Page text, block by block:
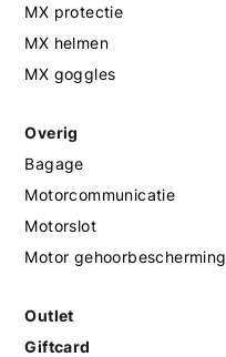
MX protectie
MX helmen
MX goggles
Overig
Bagage
Motorcommunicatie
Motorslot
Motor gehoorbescherming
Outlet
Giftcard